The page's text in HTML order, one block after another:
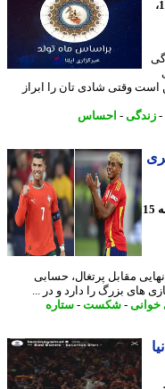
شادی تان را ابراز
-احساس
پرتغال، حسابی
بزرگ را دارد و در ...
- شکست-ستاره